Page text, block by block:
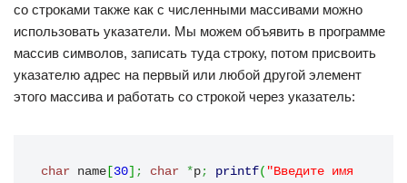
со строками также как с численными массивами можно
использовать указатели. Мы можем объявить в программе
массив символов, записать туда строку, потом присвоить
указателю адрес на первый или любой другой элемент
этого массива и работать со строкой через указатель:
char name 30 ; char *p; printf( "Введите имя